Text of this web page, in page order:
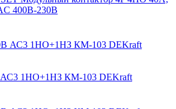
400В-230В
АС3 1НО+1НЗ КМ-103 DEKraft